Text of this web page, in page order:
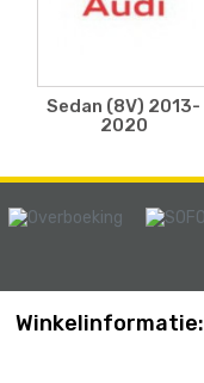
Sedan (8V) 2013-
2020
Winkelinformatie: